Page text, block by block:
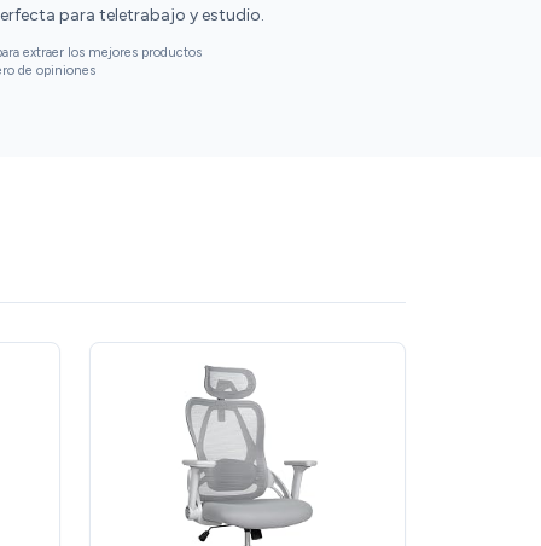
para teletrabajo y estudio.
extraer los mejores productos
de opiniones